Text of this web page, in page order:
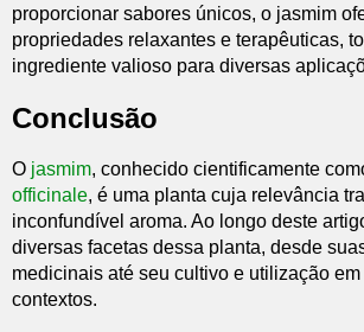
proporcionar sabores únicos, o jasmim
propriedades relaxantes e terapêuticas,
ingrediente valioso para diversas
Conclusão
O jasmim, conhecido cientificamente
officinale, é uma planta cuja relevância
inconfundível aroma. Ao longo deste
diversas facetas dessa planta, desde
medicinais até seu cultivo e utilização
contextos.